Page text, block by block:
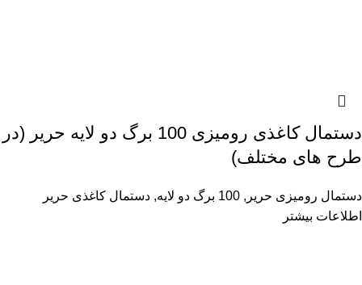
دستمال کاغذی رومیزی 100 برگ دو لایه حریر (در
طرح های مختلف)
دستمال رومیزی حریر , 100 برگ دو لایه , دستمال کاغذی حریر
اطلاعات بیشتر